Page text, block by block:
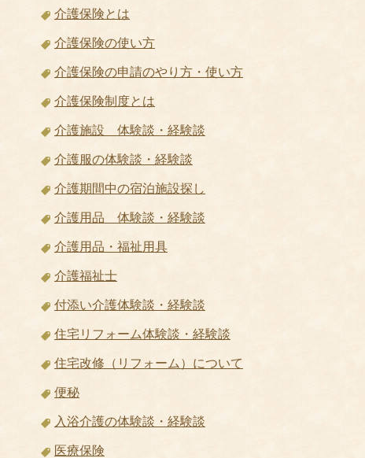
介護保険とは
介護保険の使い方
介護保険の申請のやり方・使い方
介護保険制度とは
介護施設 体験談・経験談
介護服の体験談・経験談
介護期間中の宿泊施設探し
介護用品 体験談・経験談
介護用品・福祉用具
介護福祉士
付添い介護体験談・経験談
住宅リフォーム体験談・経験談
住宅改修（リフォーム）について
便秘
入浴介護の体験談・経験談
医療保険